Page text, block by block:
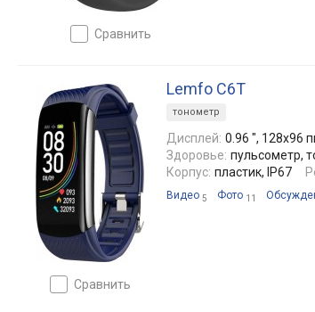
сравнить
сравнить
Lemfo C6T
тонометр
Дисплей: 0.96 ", 128x96
Здоровье: пульсометр,
Корпус: пластик, IP67
Видео 5 Фото 11